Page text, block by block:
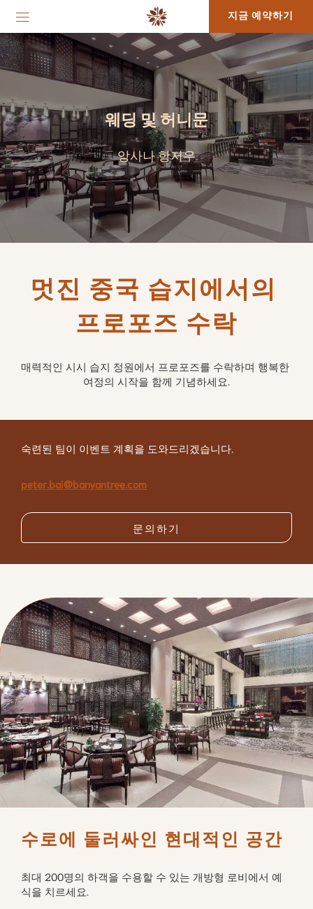
지금 예약하기
웨딩 및 허니문
앙사나 항저우
멋진 중국 습지에서의
프로포즈 수락
매력적인 시시 습지 정원에서 프로포즈를 수락하며 행복한
여정의 시작을 함께 기념하세요.
숙련된 팀이 이벤트 계획을 도와드리겠습니다.
peter.bai@banyantree.com
문의하기
수로에 둘러싸인 현대적인 공간
최대 200명의 하객을 수용할 수 있는 개방형 로비에서 예
식을 치르세요.